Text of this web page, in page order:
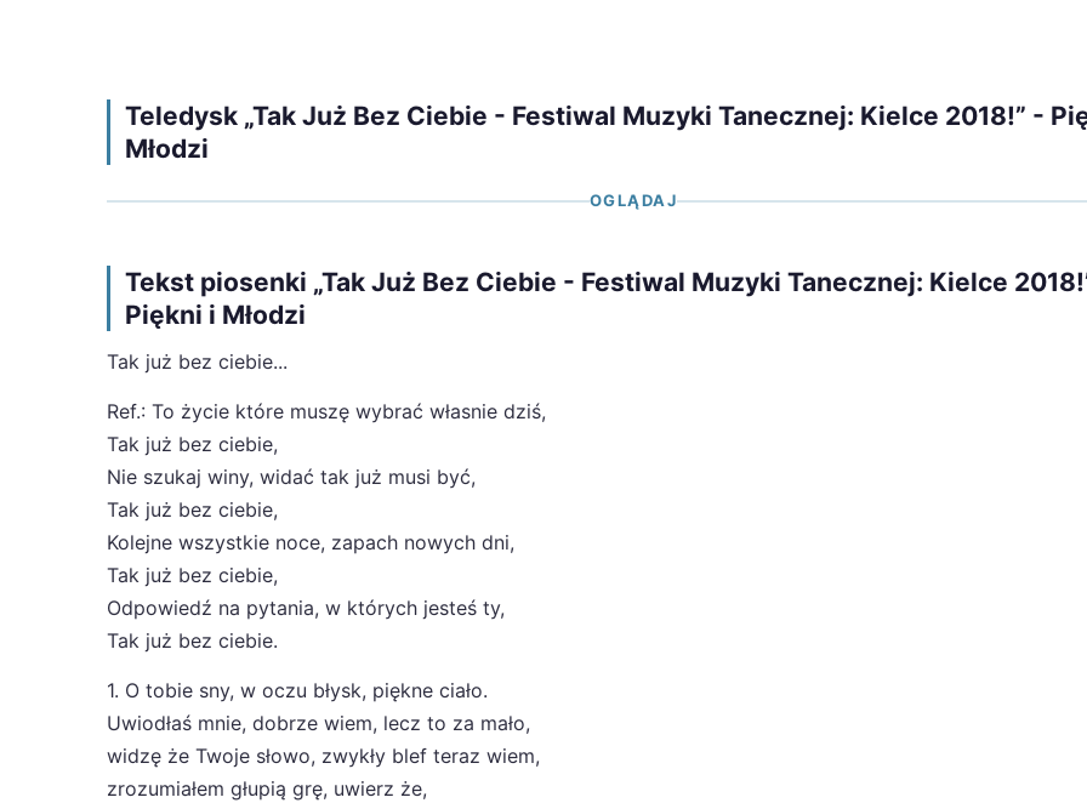
Teledysk „Tak Już Bez Ciebie - Festiwal Muzyki Tanecznej: Kielce 2018!” -
Młodzi
OGLĄDAJ
Tekst piosenki „Tak Już Bez Ciebie - Festiwal Muzyki Tanecznej: Kielce
Piękni i Młodzi
Tak już bez ciebie...
Ref.: To życie które muszę wybrać własnie dziś,
Tak już bez ciebie,
Nie szukaj winy, widać tak już musi być,
Tak już bez ciebie,
Kolejne wszystkie noce, zapach nowych dni,
Tak już bez ciebie,
Odpowiedź na pytania, w których jesteś ty,
Tak już bez ciebie.
1. O tobie sny, w oczu błysk, piękne ciało.
Uwiodłaś mnie, dobrze wiem, lecz to za mało,
widzę że Twoje słowo, zwykły blef teraz wiem,
zrozumiałem głupią grę, uwierz że,